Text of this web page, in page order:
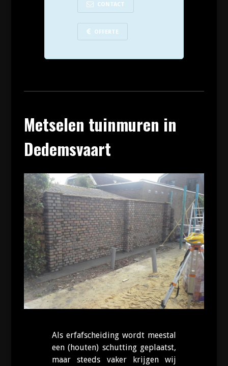
CONTACT
OFFERTE
Metselen tuinmuren in
Dedemsvaart
Als erfafscheiding wordt meestal
een (houten) schutting geplaatst,
maar steeds vaker krijgen wij